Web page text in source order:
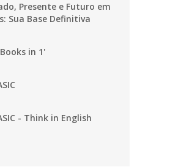
Presente e Futuro em
Sua Base Definitiva
in 1'
- Think in English